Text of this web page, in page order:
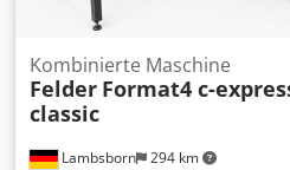
Lambsborn 294 km
Kombinierte Maschine
Felder Format4 c-
classic